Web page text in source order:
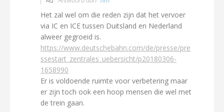
Het zal wel om die reden zijn dat het vervoer
via IC en ICE tussen Duitsland en Nederland
alweer gegroeid is.
https://www.deutschebahn.com/de/presse/pre
ssestart_zentrales_uebersicht/p20180306-
1658990
Er is voldoende ruimte voor verbetering maar
er zijn toch ook een hoop mensen die wel met
de trein gaan.